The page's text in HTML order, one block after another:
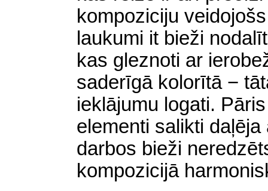
kompoziciju
laukumi it bieži
kas gleznoti ar
saderīgā kolorītā −
ieklājumu logati.
elementi salikti
darbos bieži
kompozicijā